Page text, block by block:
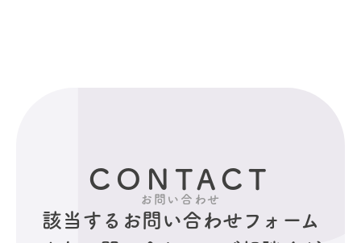
CONTACT
お問い合わせ
該当するお問い合わせフォーム